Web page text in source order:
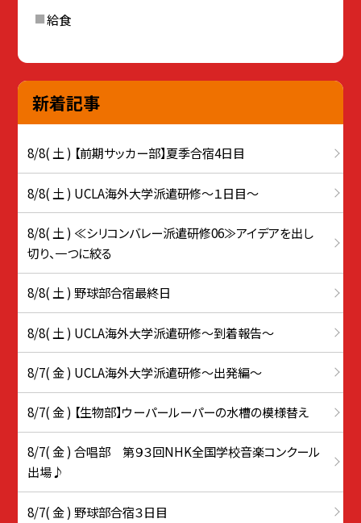
給食
新着記事
8/8( 土 ) 【前期サッカー部】夏季合宿4日目
8/8( 土 ) UCLA海外大学派遣研修〜１日目〜
8/8( 土 ) ≪シリコンバレー派遣研修06≫アイデアを出し
切り、一つに絞る
8/8( 土 ) 野球部合宿最終日
8/8( 土 ) UCLA海外大学派遣研修〜到着報告〜
8/7( 金 ) UCLA海外大学派遣研修〜出発編〜
8/7( 金 ) 【生物部】ウーパールーパーの水槽の模様替え
8/7( 金 ) 合唱部 第９３回NHK全国学校音楽コンクール
出場♪
8/7( 金 ) 野球部合宿３日目